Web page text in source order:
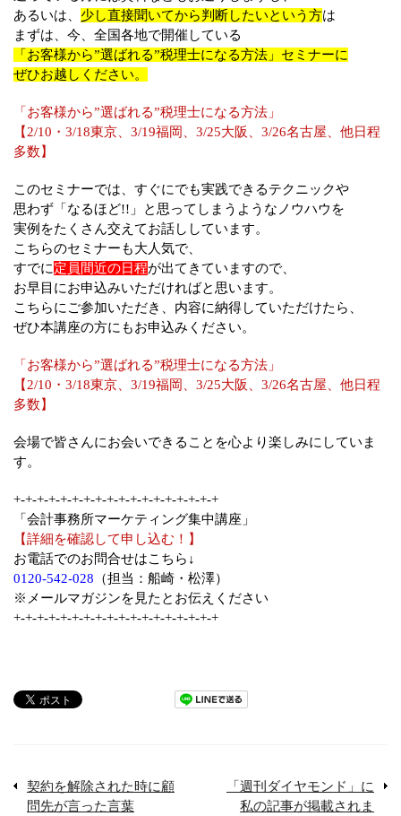
あるいは、 少し直接聞いてから判断したいという方は
まずは、今、全国各地で開催している
「お客様から”選ばれる”税理士になる方法」セミナーに
ぜひお越しください。
「お客様から”選ばれる”税理士になる方法」
【2/10・3/18東京、3/19福岡、3/25大阪、3/26名古屋、他日程
多数】
このセミナーでは、すぐにでも実践できるテクニックや
思わず「なるほど!!」と思ってしまうようなノウハウを
実例をたくさん交えてお話ししています。
こちらのセミナーも大人気で、
すでに定員間近の日程が出てきていますので、
お早目にお申込みいただければと思います。
こちらにご参加いただき、内容に納得していただけたら、
ぜひ本講座の方にもお申込みください。
「お客様から”選ばれる”税理士になる方法」
【2/10・3/18東京、3/19福岡、3/25大阪、3/26名古屋、他日程
多数】
会場で皆さんにお会いできることを心より楽しみにしていま
す。
+-+-+-+-+-+-+-+-+-+-+-+-+-+-+-+-+-+
「会計事務所マーケティング集中講座」
【詳細を確認して申し込む！】
お電話でのお問合せはこちら↓
0120-542-028 （担当：船崎・松澤）
※メールマガジンを見たとお伝えください
+-+-+-+-+-+-+-+-+-+-+-+-+-+-+-+-+-+
契約を解除された時に顧
問先が言った言葉
「週刊ダイヤモンド」に
私の記事が掲載されま